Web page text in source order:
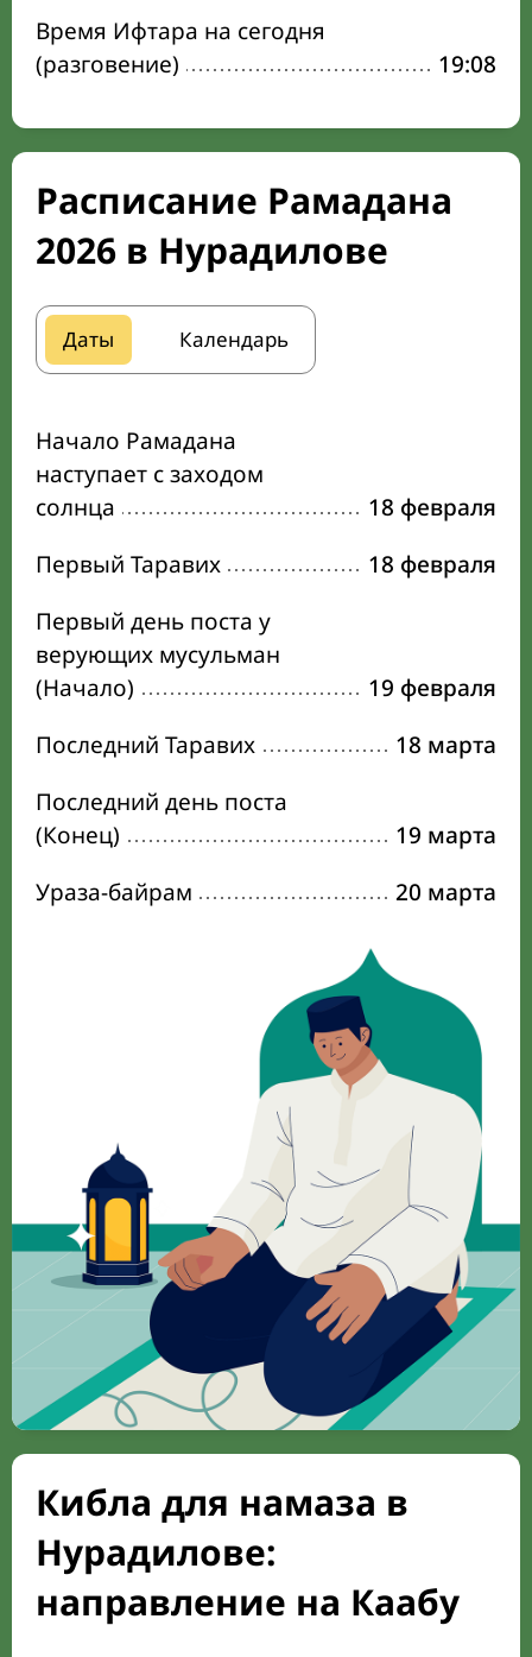
Время Ифтара на сегодня
(разговение)
19:08
Расписание Рамадана
2026 в Нурадилове
Даты Календарь
Начало Рамадана
наступает с заходом
солнца
18 февраля
Первый Таравих
18 февраля
Первый день поста у
верующих мусульман
(Начало)
19 февраля
Последний Таравих
18 марта
Последний день поста
(Конец)
19 марта
Ураза-байрам
20 марта
Кибла для намаза в
Нурадилове:
направление на Каабу